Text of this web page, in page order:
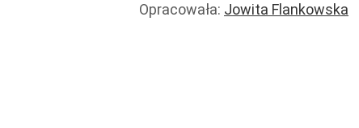
Opracowała: Jowita Flankowska